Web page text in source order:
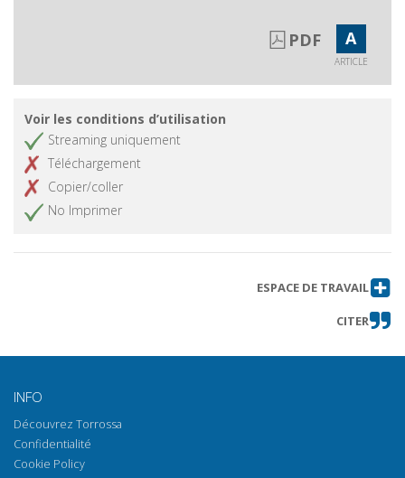
PDF A
ARTICLE
Voir les conditions d’utilisation
Streaming uniquement
Téléchargement
Copier/coller
No Imprimer
ESPACE DE TRAVAIL
CITER
INFO
Découvrez Torrossa
Confidentialité
Cookie Policy